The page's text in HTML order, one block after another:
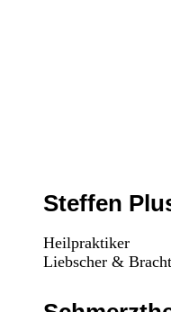
Steffen
Heilpraktiker
Liebscher &